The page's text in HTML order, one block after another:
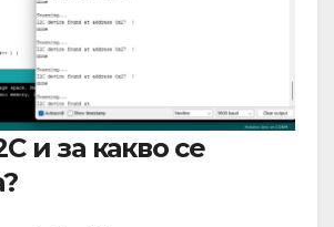
и за какво се